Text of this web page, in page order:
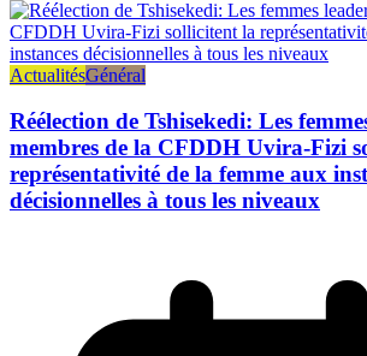
ActualitésGénéral
Réélection de Tshisekedi: Les
membres de la CFDDH Uvira-Fizi
représentativité de la femme aux
décisionnelles à tous les niveaux